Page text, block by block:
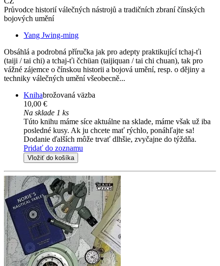
Průvodce historií válečných nástrojů a tradičních zbraní čínských
bojových umění
Yang Jwing-ming
Obsáhlá a podrobná příručka jak pro adepty praktikující tchaj-ťi
(taiji / tai chi) a tchaj-ťi čchüan (taijiquan / tai chi chuan), tak pro
vážné zájemce o čínskou historii a bojová umění, resp. o dějiny a
techniky válečných umění všeobecně...
Knihabrožovaná väzba
10,00 €
Na sklade 1 ks
Túto knihu máme síce aktuálne na sklade, máme však už iba
posledné kusy. Ak ju chcete mať rýchlo, ponáhľajte sa!
Dodanie ďalších môže trvať dlhšie, zvyčajne do týždňa.
Pridať do zoznamu
Vložiť do košíka